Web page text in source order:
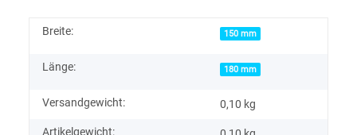
Breite: 150 mm
Länge: 180 mm
Versandgewicht: 0,10 kg
Artikelgewicht: